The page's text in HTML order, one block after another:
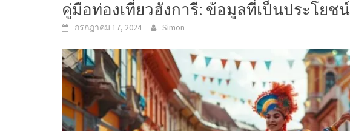
คู่มือท่องเที่ยวฮังการี: ข้อมูลที่เป็นประโยชน์
กรกฎาคม 17, 2024 Simon